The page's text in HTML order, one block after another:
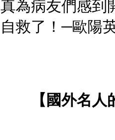
真為病友們感到
自救了！─歐陽
【國外名人